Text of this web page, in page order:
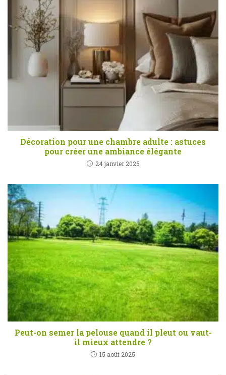
Décoration pour une chambre adulte : astuces
pour créer une ambiance élégante
24 janvier 2025
Peut-on semer la pelouse quand il pleut ou vaut-
il mieux attendre ?
15 août 2025